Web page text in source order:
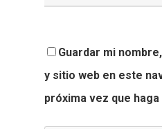
Guardar mi
y sitio web en este
próxima vez que